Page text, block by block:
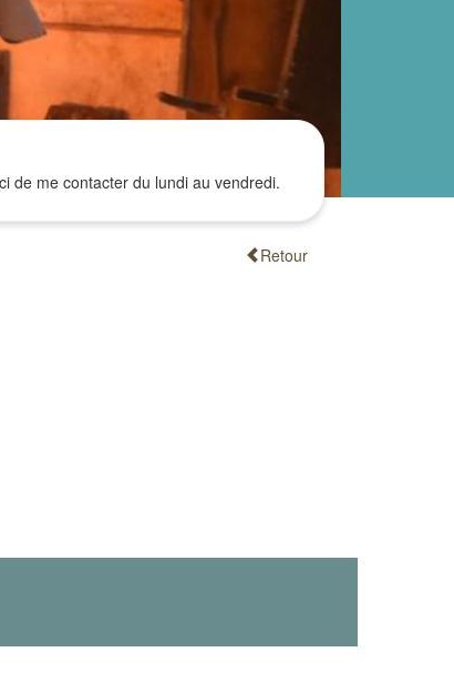
de me contacter du lundi au vendredi.
Retour